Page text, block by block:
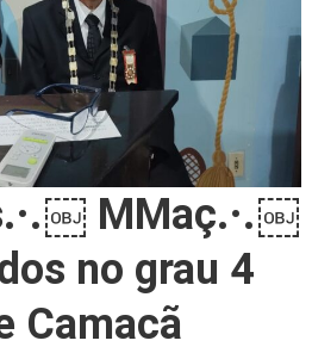
MMaç.·.￼
no grau 4
Camacã